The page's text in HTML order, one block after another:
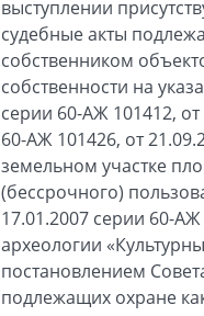
выступлении
судебные акты
собственником
собственности на
серии 60-АЖ 101412,
60-АЖ 101426, от
земельном участке
(бессрочного)
17.01.2007 серии 60-
археологии
постановлением
подлежащих охране